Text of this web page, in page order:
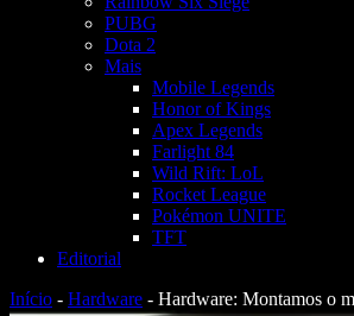
PUBG
Dota 2
Mais
Mobile Legends
Honor of Kings
Apex Legends
Farlight 84
Wild Rift: LoL
Rocket League
Pokémon UNITE
TFT
Editorial
Início - Hardware - Hardware: Montamos o